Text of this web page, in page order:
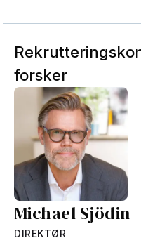
forsker
Michael Sjödin
DIREKTØR